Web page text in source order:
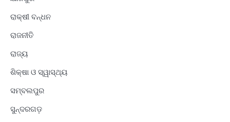
ରାକ୍ଷୀ ବନ୍ଧନ
ରାଜନୀତି
ରାଜ୍ୟ
ଶିକ୍ଷା ଓ ସ୍ୱାସ୍ଥ୍ୟ
ସମ୍ବଲପୁର
ସୁନ୍ଦରଗଡ଼